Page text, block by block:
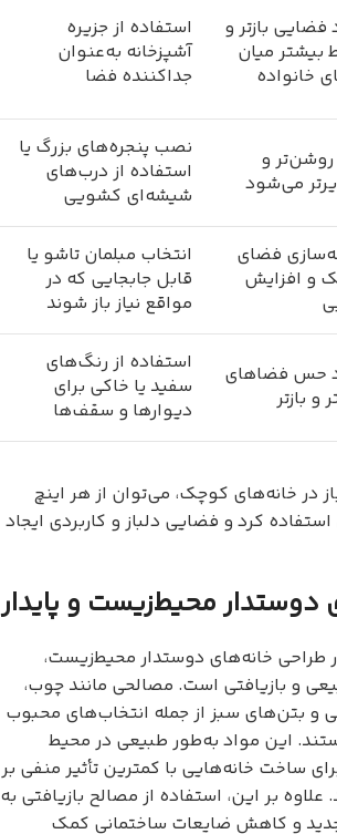
فضایی بازتر و
بیشتر میان
خانواده
استفاده از جزیره
آشپزخانه به‌عنوان
جداکننده فضا
و
می‌شود
نصب پنجره‌های بزرگ یا
استفاده از درب‌های
شیشه‌ای کشویی
فضای
و افزایش
انتخاب مبلمان تاشو یا
قابل جابجایی که در
مواقع نیاز باز شوند
حس فضاهای
و بازتر
استفاده از رنگ‌های
سفید یا خاکی برای
دیوارها و سقف‌ها
در خانه‌های کوچک، می‌توان از هر اینچ
کرد و فضایی دلباز و کاربردی ایجاد
دوستدار محیط‌زیست و پایدار
طراحی خانه‌های دوستدار محیط‌زیست،
و بازیافتی است. مصالحی مانند چوب،
و بتن‌های سبز از جمله انتخاب‌های محبوب
این مواد به‌طور طبیعی در محیط
ساخت خانه‌هایی با کمترین تأثیر منفی بر
بر این، استفاده از مصالح بازیافتی به
و کاهش ضایعات ساختمانی کمک